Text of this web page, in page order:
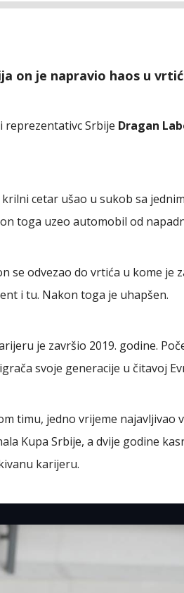
on je napravio haos u
reprezentativc Srbije Dragan
cetar ušao u sukob sa
toga uzeo automobil od
se odvezao do vrtića u kome je
i tu. Nakon toga je uhapšen.
je završio 2019. godine.
svoje generacije u čitavoj
timu, jedno vrijeme najavljivao
Kupa Srbije, a dvije godine
karijeru.